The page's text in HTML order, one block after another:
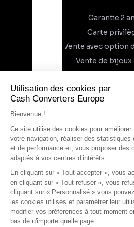
Garantie 2
Carte
Vente avec option
Vente de bijoux
À propos
Trouvez un
Rejoindre
DEVENIR